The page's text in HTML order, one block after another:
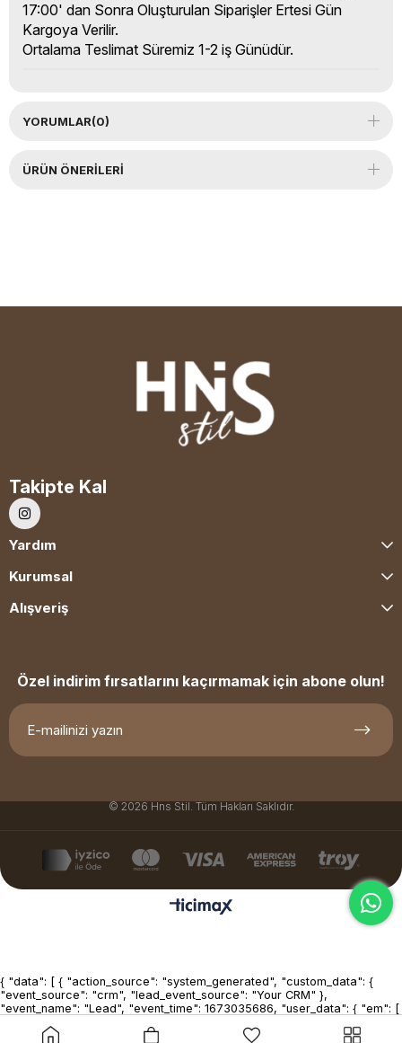
17:00' dan Sonra Oluşturulan Siparişler Ertesi Gün
Kargoya Verilir.
Ortalama Teslimat Süremiz 1-2 iş Günüdür.
YORUMLAR(0)
ÜRÜN ÖNERILERI
Takipte Kal
Yardım
Kurumsal
Alışveriş
Özel indirim fırsatlarını kaçırmamak için abone olun!
© 2026 Hns Stil. Tüm Hakları Saklıdır.
{ "data": [ { "action_source": "system_generated", "custom_data": {
"event_source": "crm", "lead_event_source": "Your CRM" },
"event_name": "Lead", "event_time": 1673035686, "user_data": { "em": [
], "lead_id": 1234567890123456, "ph": [